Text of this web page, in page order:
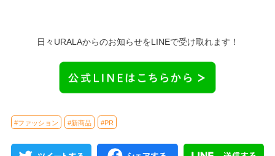
日々URALAからのお知らせをLINEで受け取れます！
#ファッション #新商品 #PR